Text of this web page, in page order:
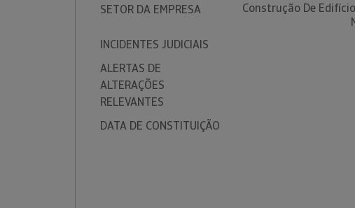
SETOR DA EMPRESA
Construção De
INCIDENTES JUDICIAIS
ALERTAS DE
ALTERAÇÕES
RELEVANTES
DATA DE CONSTITUIÇÃO